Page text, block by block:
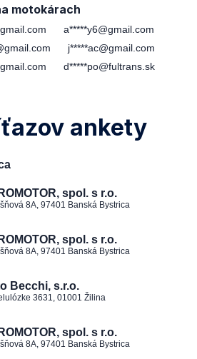
motokárach
a*****y6@gmail.com
j*****ac@gmail.com
d*****po@fultrans.sk
ankety
spol. s r.o.
8A, 97401 Banská Bystrica
spol. s r.o.
8A, 97401 Banská Bystrica
Becchi, s.r.o.
3631, 01001 Žilina
spol. s r.o.
8A, 97401 Banská Bystrica